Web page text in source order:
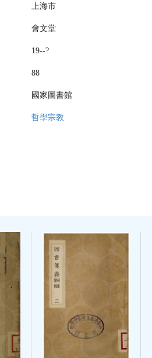
上海市
會文堂
19--?
88
國家圖書館
哲學宗教